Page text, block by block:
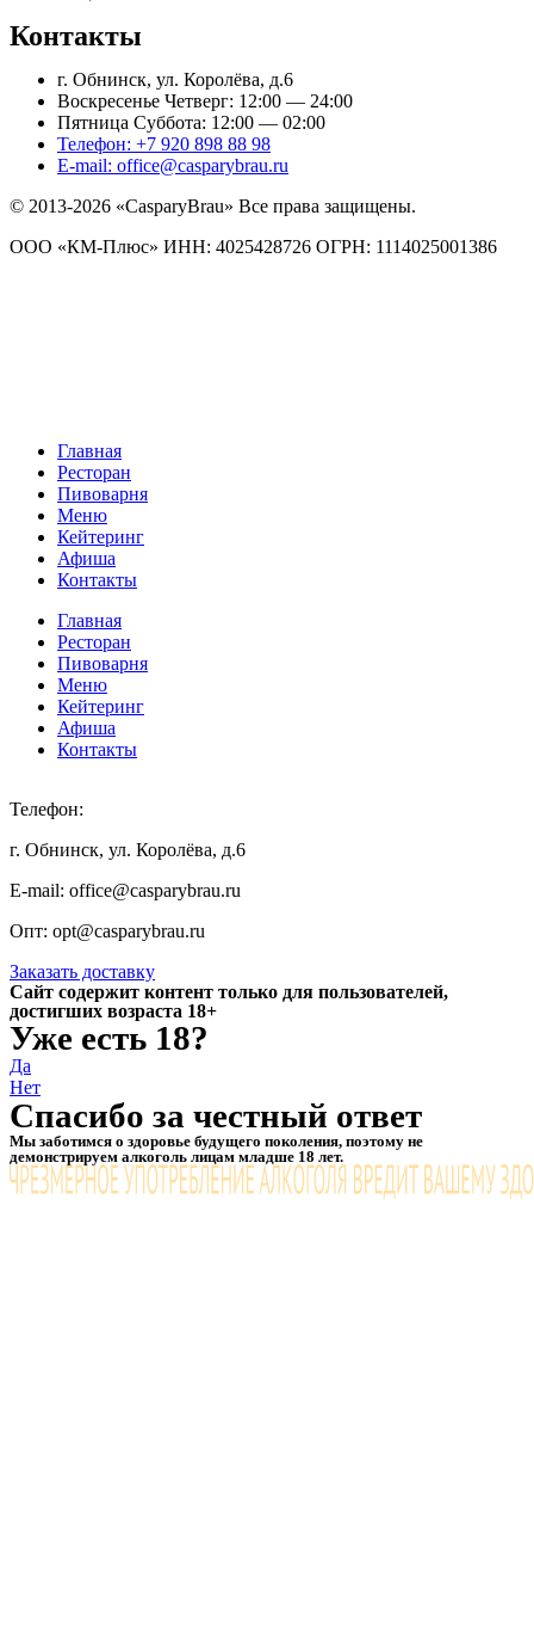
Контакты
г. Обнинск, ул. Королёва, д.6
Воскресенье Четверг: 12:00 — 24:00
Пятница Суббота: 12:00 — 02:00
Телефон: +7 920 898 88 98
E-mail: office@casparybrau.ru
© 2013-2026 «СasparyBrau» Все права защищены.
ООО «КМ-Плюс» ИНН: 4025428726 ОГРН: 1114025001386
Главная
Ресторан
Пивоварня
Меню
Кейтеринг
Афиша
Контакты
Главная
Ресторан
Пивоварня
Меню
Кейтеринг
Афиша
Контакты
Телефон:
г. Обнинск, ул. Королёва, д.6
E-mail: office@casparybrau.ru
Опт: opt@casparybrau.ru
Заказать доставку
Сайт содержит контент только для пользователей,
достигших возраста 18+
Уже есть 18?
Да
Нет
Спасибо за честный ответ
Мы заботимся о здоровье будущего поколения, поэтому не
демонстрируем алкоголь лицам младше 18 лет.